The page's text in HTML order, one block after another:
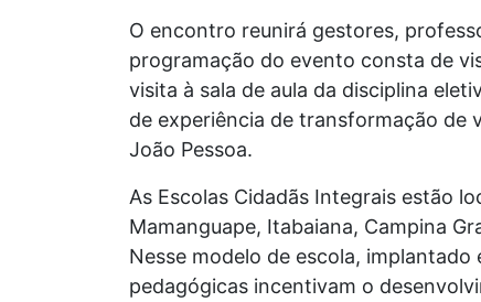
O encontro reunirá gestores,
programação do evento consta de
visita à sala de aula da disciplina
de experiência de transformação de
João Pessoa.
As Escolas Cidadãs Integrais estão
Mamanguape, Itabaiana, Campina
Nesse modelo de escola,
pedagógicas incentivam o